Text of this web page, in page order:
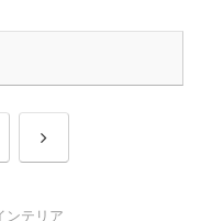
次
ンテリア